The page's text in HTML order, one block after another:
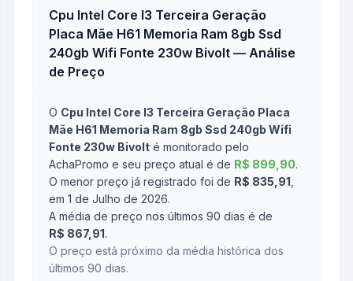
Cpu Intel Core I3 Terceira Geração
Placa Mãe H61 Memoria Ram 8gb Ssd
240gb Wifi Fonte 230w Bivolt — Análise
de Preço
O Cpu Intel Core I3 Terceira Geração Placa
Mãe H61 Memoria Ram 8gb Ssd 240gb Wifi
Fonte 230w Bivolt é monitorado pelo
AchaPromo e seu preço atual é de R$ 899,90.
O menor preço já registrado foi de R$ 835,91
em 1 de Julho de 2026.
A média de preço nos últimos 90 dias é de
R$ 867,91.
O preço está próximo da média histórica dos
últimos 90 dias.